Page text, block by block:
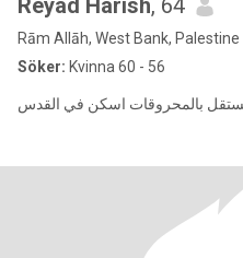
Reyad Harish, 64
Rām Allāh, West Bank, Palestine
Söker: Kvinna 60 - 56
بالمحروقات اسكن في القدس